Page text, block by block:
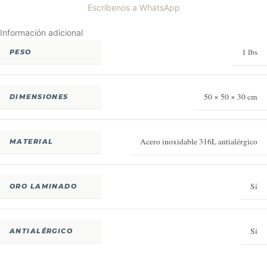
Escríbenos a WhatsApp
Información adicional
PESO 1 lbs
DIMENSIONES 50 × 50 × 30 cm
MATERIAL Acero inoxidable 316L antialérgico
ORO LAMINADO Sí
ANTIALÉRGICO Sí